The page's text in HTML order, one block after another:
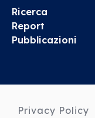
Ricerca
Report
Pubblicazioni
Privacy Policy